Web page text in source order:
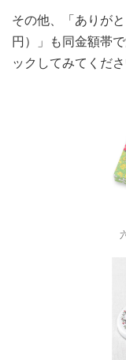
その他、「ありが
円）」も同金額帯
ックしてみてくださ